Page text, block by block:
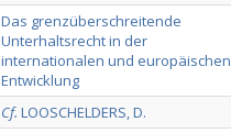
Das grenzüberschreitende
Unterhaltsrecht in der
internationalen und europäischen
Entwicklung
Cf. LOOSCHELDERS, D.